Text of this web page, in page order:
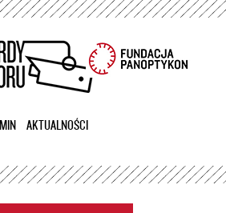
Przejdź
treści
AKTUALNOŚCI